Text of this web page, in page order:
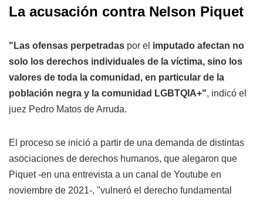
La acusación contra Nelson Piquet
"Las ofensas perpetradas por el imputado afectan no
solo los derechos individuales de la víctima, sino los
valores de toda la comunidad, en particular de la
población negra y la comunidad LGBTQIA+", indicó el
juez Pedro Matos de Arruda.
El proceso se inició a partir de una demanda de distintas
asociaciones de derechos humanos, que alegaron que
Piquet -en una entrevista a un canal de Youtube en
noviembre de 2021-, "vulneró el derecho fundamental